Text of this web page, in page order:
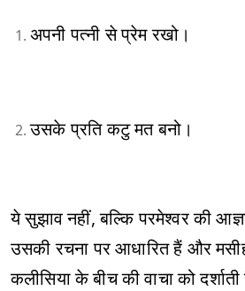
अपनी पत्नी से प्रेम रखो।
उसके प्रति कटु मत बनो।
ये सुझाव नहीं, बल्कि परमेश्वर की
उसकी रचना पर आधारित हैं और
कलीसिया के बीच की वाचा को दर्शाती